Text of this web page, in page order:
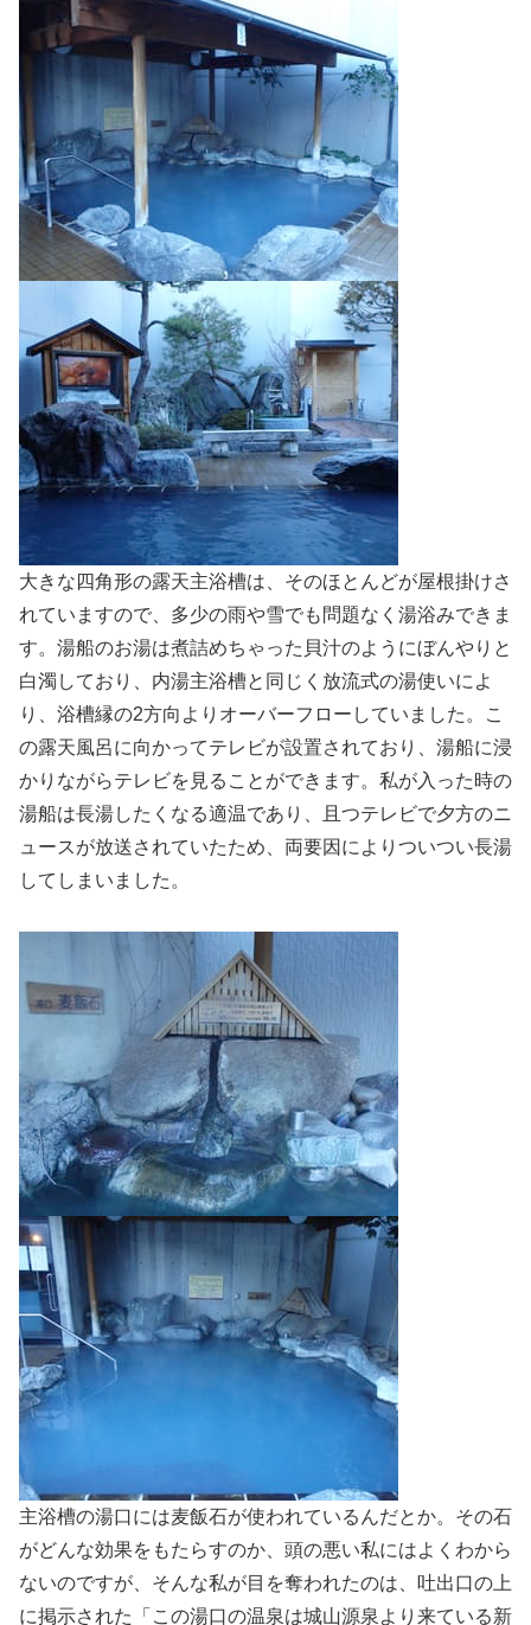
大きな四角形の露天主浴槽は、そのほとんどが屋根掛けさ
れていますので、多少の雨や雪でも問題なく湯浴みできま
す。湯船のお湯は煮詰めちゃった貝汁のようにぼんやりと
白濁しており、内湯主浴槽と同じく放流式の湯使いによ
り、浴槽縁の2方向よりオーバーフローしていました。こ
の露天風呂に向かってテレビが設置されており、湯船に浸
かりながらテレビを見ることができます。私が入った時の
湯船は長湯したくなる適温であり、且つテレビで夕方のニ
ュースが放送されていたため、両要因によりついつい長湯
してしまいました。
主浴槽の湯口には麦飯石が使われているんだとか。その石
がどんな効果をもたらすのか、頭の悪い私にはよくわから
ないのですが、そんな私が目を奪われたのは、吐出口の上
に掲示された「この湯口の温泉は城山源泉より来ている新